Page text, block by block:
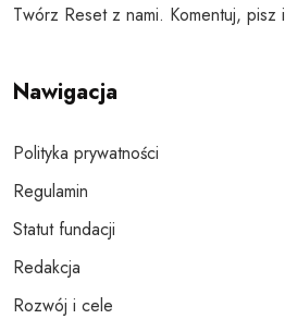
Twórz Reset z nami. Komentuj, pisz
Nawigacja
Polityka prywatności
Regulamin
Statut fundacji
Redakcja
Rozwój i cele